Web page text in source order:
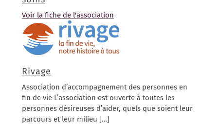
Voir la fiche de l'association
Rivage
Association d’accompagnement des personnes en
fin de vie L’association est ouverte à toutes les
personnes désireuses d’aider, quels que soient leur
parcours et leur milieu […]